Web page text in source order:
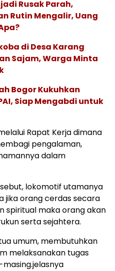
Rusak Parah,
Rutin Mengalir, Uang
di Desa Karang
Sajam, Warga Minta
Bogor Kukuhkan
Siap Mengabdi untuk
Rapat Kerja dimana
pengalaman,
dalam
lokomotif utamanya
jika orang cerdas secara
spiritual maka orang akan
serta sejahtera.
umum, membutuhkan
melaksanakan tugas